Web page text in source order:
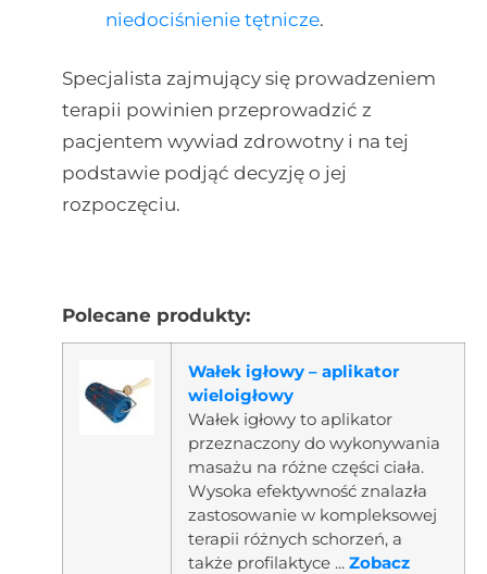
niedociśnienie tętnicze.
Specjalista zajmujący się prowadzeniem
terapii powinien przeprowadzić z
pacjentem wywiad zdrowotny i na tej
podstawie podjąć decyzję o jej
rozpoczęciu.
Polecane produkty:
Wałek igłowy – aplikator
wieloigłowy
Wałek igłowy to aplikator
przeznaczony do wykonywania
masażu na różne części ciała.
Wysoka efektywność znalazła
zastosowanie w kompleksowej
terapii różnych schorzeń, a
także profilaktyce ... Zobacz